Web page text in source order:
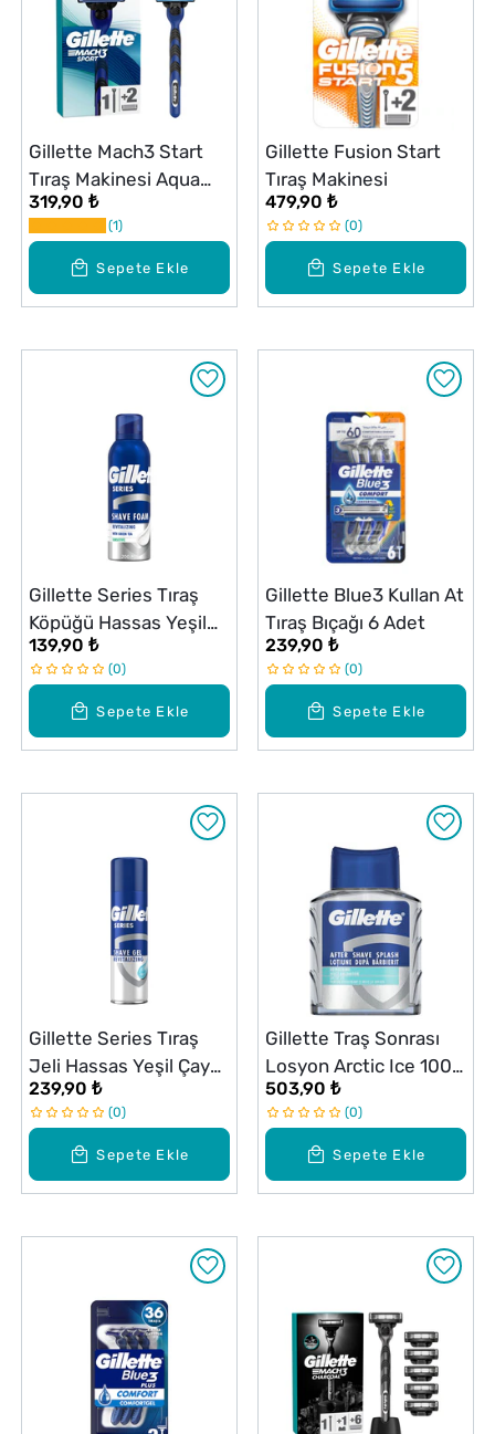
Sepete Ekle
Gillette Mach3 Start
Tıraş Makinesi Aqua
Grip
319,90 ₺
1
Sepete Ekle
Gillette Fusion Start
Tıraş Makinesi
479,90 ₺
0
Sepete Ekle
Gillette Series Tıraş
Köpüğü Hassas Yeşil
Çay 250 ml
139,90 ₺
0
Sepete Ekle
Gillette Blue3 Kullan At
Tıraş Bıçağı 6 Adet
239,90 ₺
0
Sepete Ekle
Gillette Series Tıraş
Jeli Hassas Yeşil Çay
200 ml
239,90 ₺
0
Sepete Ekle
Gillette Traş Sonrası
Losyon Arctic Ice 100
ml
503,90 ₺
0